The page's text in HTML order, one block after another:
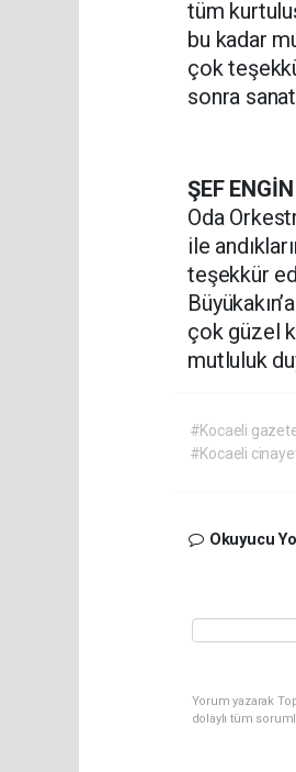
tüm
bu kadar
çok
sonra
ŞEF
Oda
ile
teşekkür
çok güzel
mutluluk
#Kocaeli
#Kocaeli
Okuyucu
Yorum yazarak
dolaylı tüm